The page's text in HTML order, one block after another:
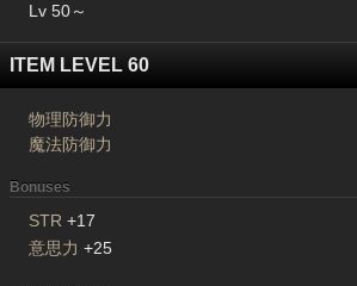
Lv 50～
ITEM LEVEL 60
物理防御力
魔法防御力
Bonuses
STR +17
意思力 +25